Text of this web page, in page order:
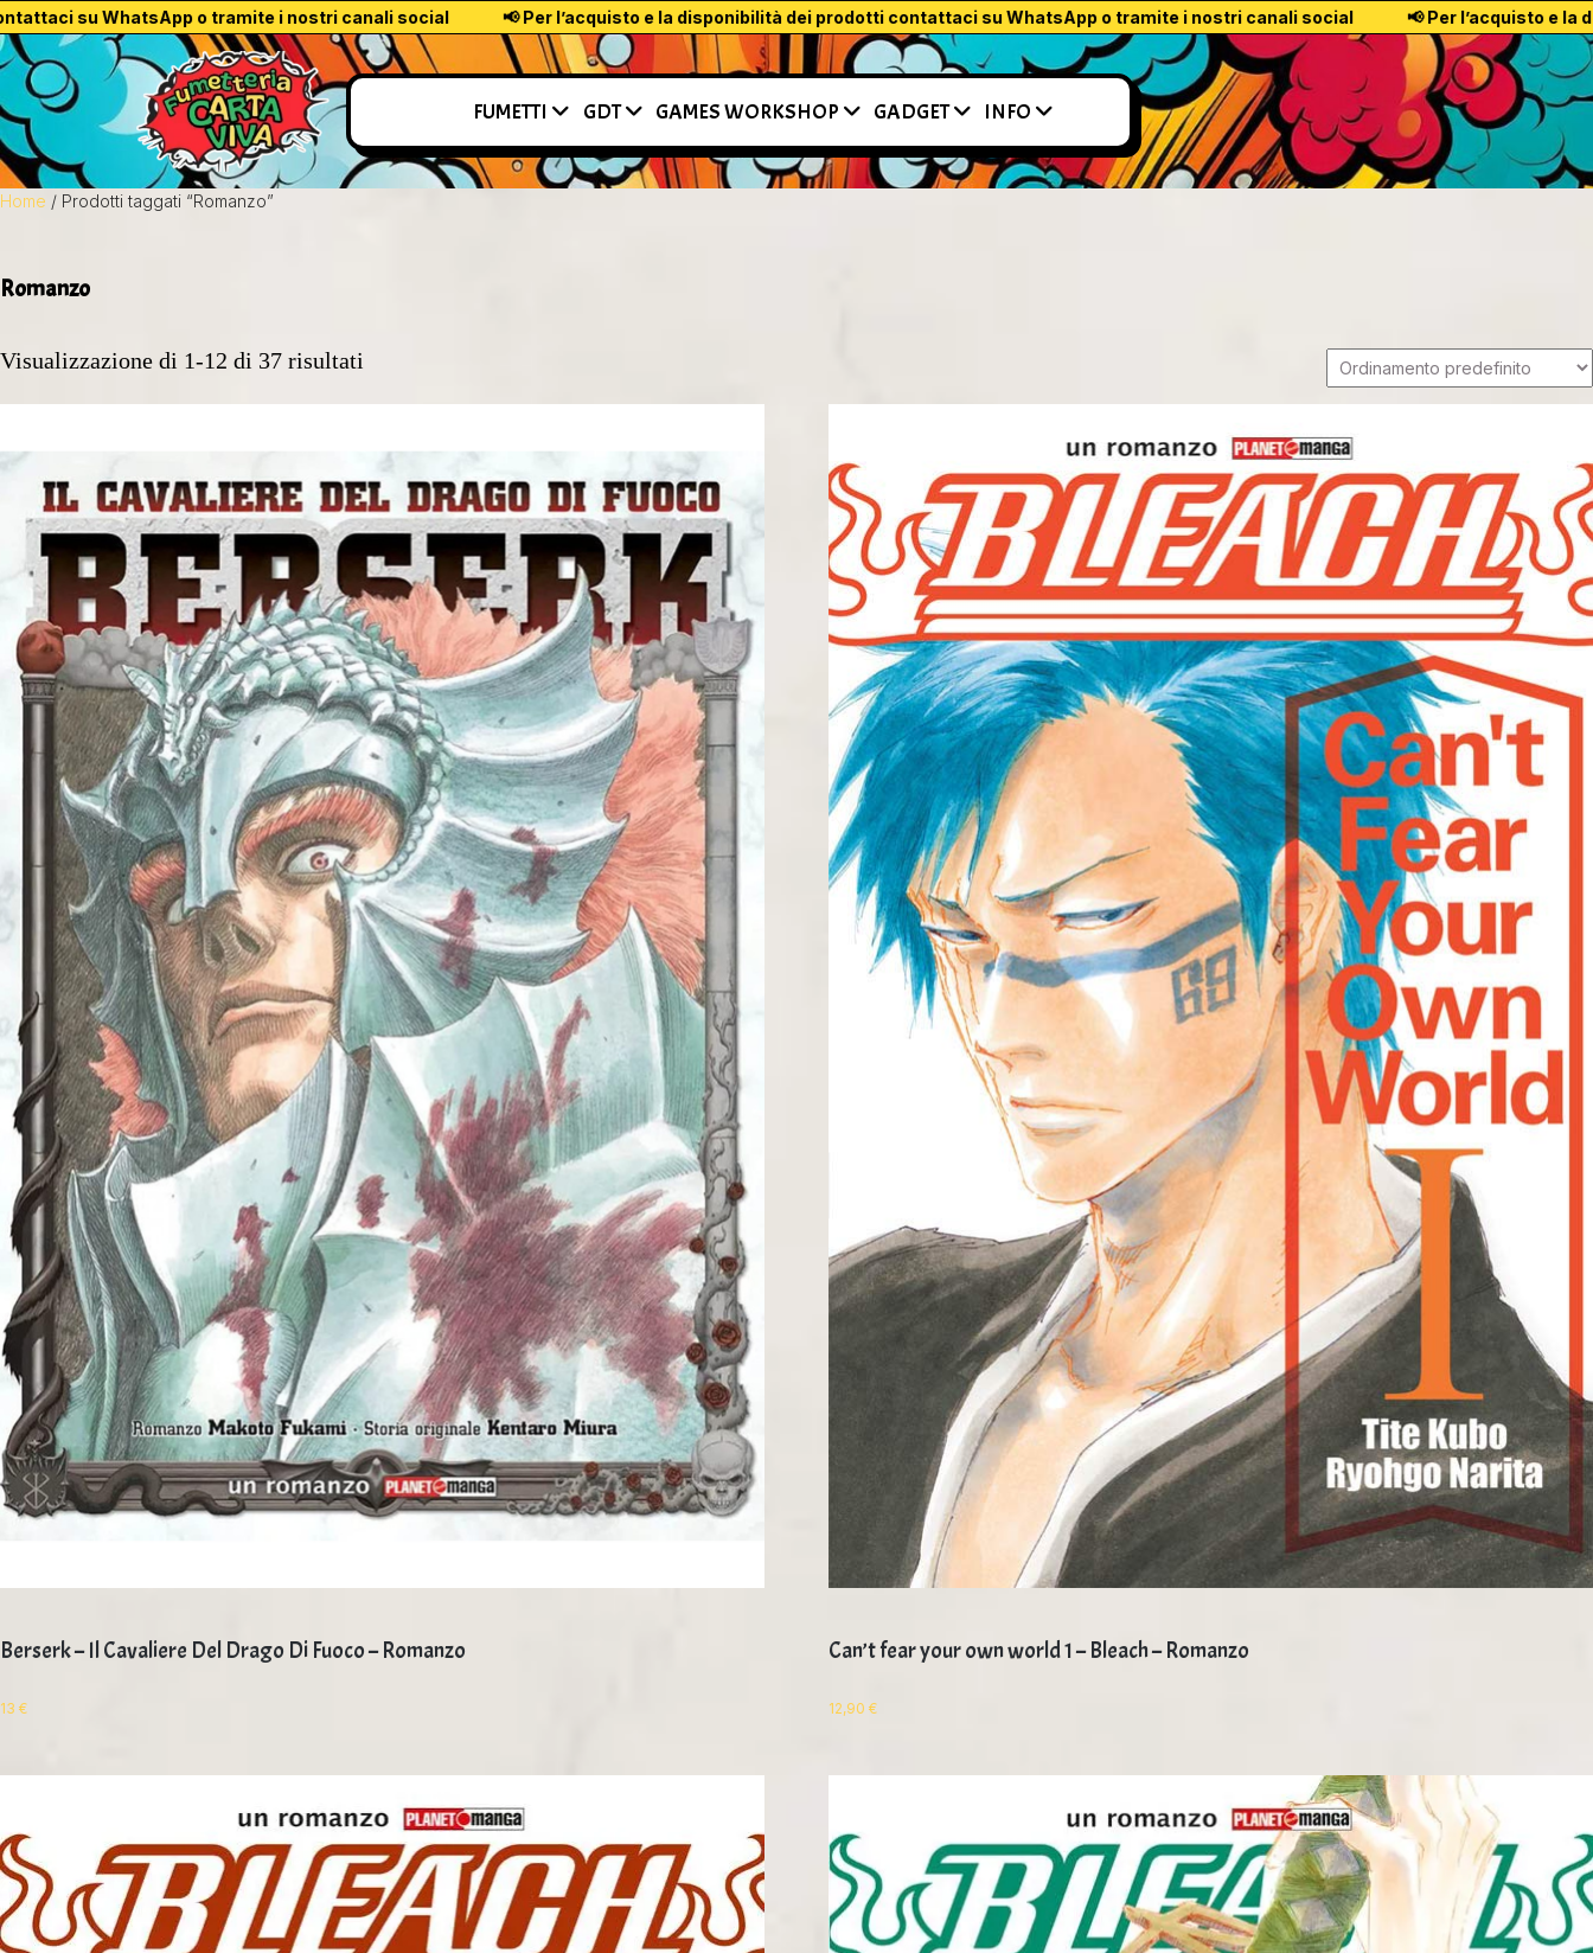
WhatsApp o tramite i nostri canali social 📢 Per l’acquisto e la disponibilità dei prodotti contattaci su WhatsApp o tramite i nostri canali social 📢 Per l’acquisto e la
FUMETTI GDT GAMES WORKSHOP GADGET INFO
Home / Prodotti taggati “Romanzo”
Romanzo
Visualizzazione di 1-12 di 37 risultati
Berserk – Il Cavaliere Del Drago Di Fuoco – Romanzo
13 €
Can’t fear your own world 1 – Bleach – Romanzo
12,90 €